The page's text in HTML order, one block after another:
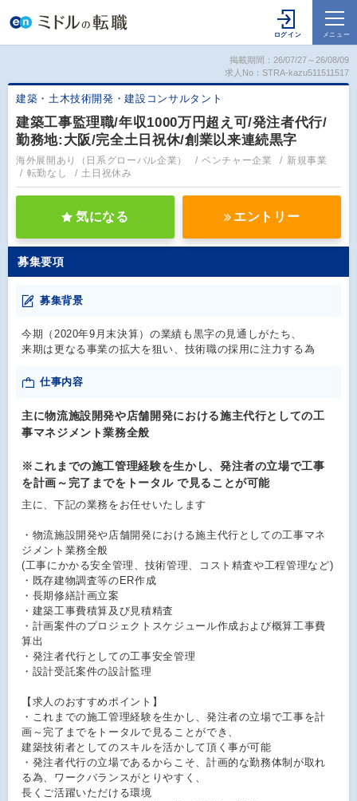
掲載期間：26/07/27～26/08/09
求人No：STRA-kazu511511517
建築・土木技術開発・建設コンサルタント
建築工事監理職/年収1000万円超え可/発注者代行/
勤務地:大阪/完全土日祝休/創業以来連続黒字
海外展開あり（日系グローバル企業） ベンチャー企業
新規事業
転勤なし
土日祝休み
気になる エントリー
募集要項
募集背景
今期（2020年9月末決算）の業績も黒字の見通しがたち、
来期は更なる事業の拡大を狙い、技術職の採用に注力する為
仕事内容
主に物流施設開発や店舗開発における施主代行としての工
事マネジメント業務全般
※これまでの施工管理経験を生かし、発注者の立場で工事
を計画～完了までをトータル で見ることが可能
主に、下記の業務をお任せいたします
・物流施設開発や店舗開発における施主代行としての工事マネ
ジメント業務全般
(工事にかかる安全管理、技術管理、コスト精査や工程管理など)
・既存建物調査等のER作成
・長期修繕計画立案
・建築工事費積算及び見積精査
・計画案件のプロジェクトスケジュール作成および概算工事費
算出
・発注者代行としての工事安全管理
・設計受託案件の設計監理
【求人のおすすめポイント】
・これまでの施工管理経験を生かし、発注者の立場で工事を計
画～完了までをトータルで見ることができ、
建築技術者としてのスキルを活かして頂く事が可能
・発注者代行の立場であるからこそ、計画的な勤務体制が取れ
る為、ワークバランスがとりやすく、
長くご活躍いただける環境